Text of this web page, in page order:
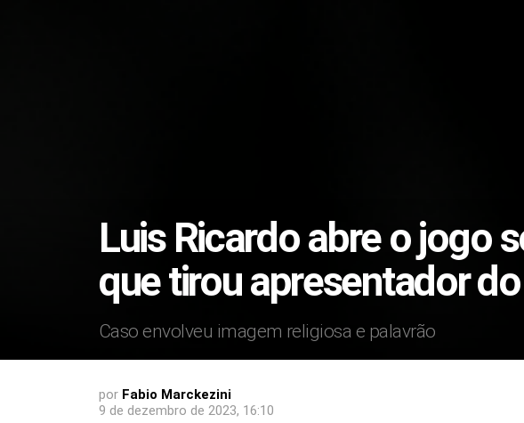
Luis Ricardo abre o jogo
que tirou apresentador
Caso envolveu imagem religiosa e palavrão
por Fabio Marckezini
9 de dezembro de 2023, 16:10